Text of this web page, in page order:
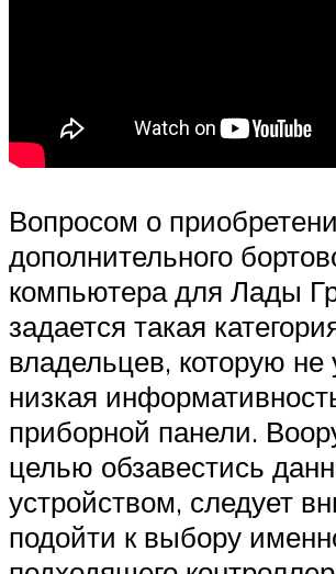
Вопросом о
дополнительного
компьютера для Лады
задается такая
владельцев, которую не
низкая
приборной панели.
целью обзавестись
устройством, следует
подойти к выбору